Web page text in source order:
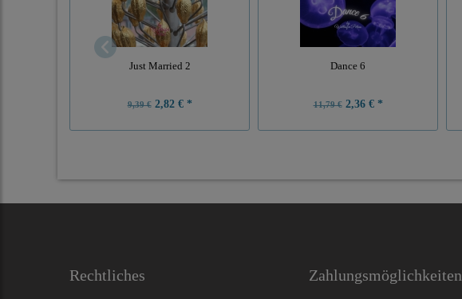
Just Married 2
9,39 €2,82 € *
Dance 6
11,79 €2,36 € *
Rechtliches Zahlungsmöglichkeiten